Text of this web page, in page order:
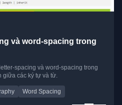
và word-spacing trong
spacing và word-spacing trong
giữa các ký tự và từ.
Word Spacing